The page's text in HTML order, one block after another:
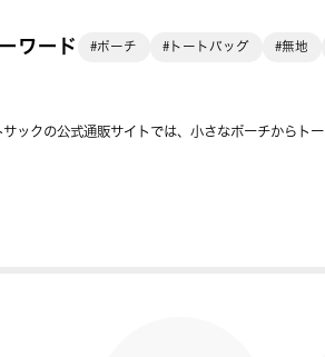
ワード #ポーチ #トートバッグ #無地
サックの公式通販サイトでは、小さなポーチからト